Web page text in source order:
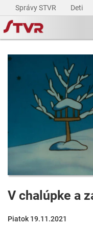
Správy STVR Deti
V chalúpke a
Piatok 19.11.2021